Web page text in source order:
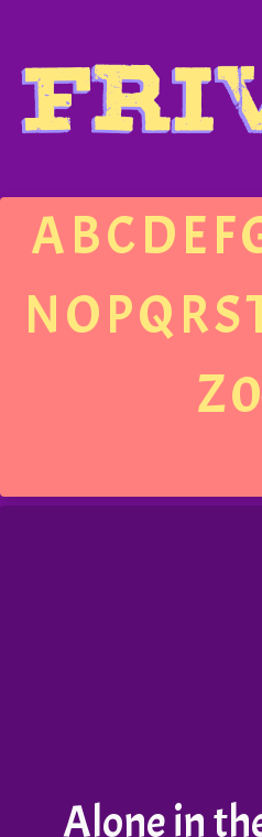
ABCDEF
NOPQRS
Z
Alone in